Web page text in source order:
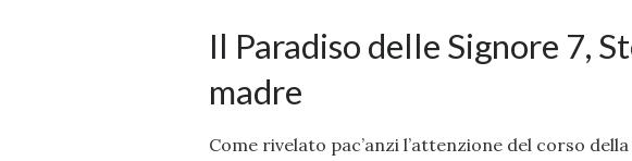
Il Paradiso delle Signore 7,
madre
Come rivelato pac’anzi l’attenzione del corso